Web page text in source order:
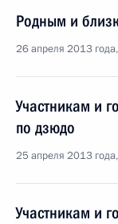
Родным и
26 апреля 2013
Участникам и
по дзюдо
25 апреля 2013
Участникам и